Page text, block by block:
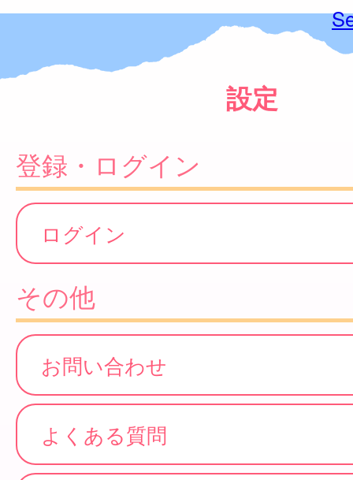
設定
登録・ログイン
ログイン
その他
お問い合わせ
よくある質問